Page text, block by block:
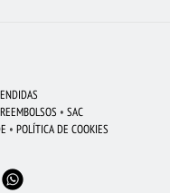
FLORICULTURA OSASCO
GOIÂNIA
ROSAS AMARELAS
• SAC
• POLÍTICA DE COOKIES